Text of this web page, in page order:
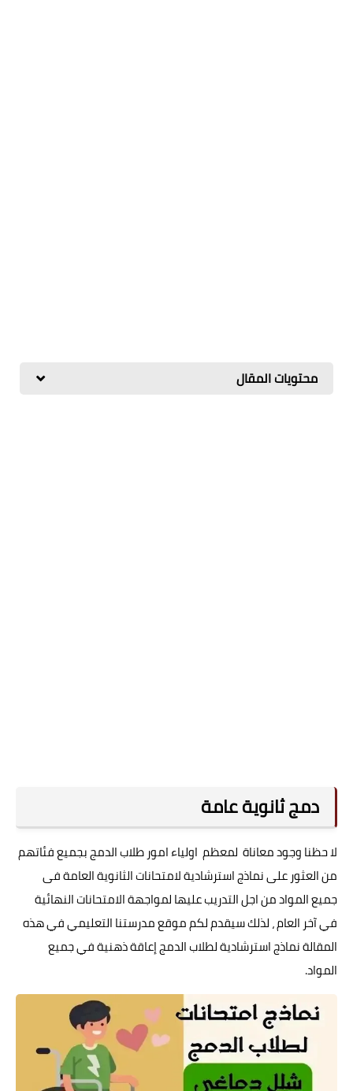
محتويات المقال
دمج ثانوية عامة
لا حظنا وجود معاناة لمعظم اولياء امور طلاب الدمج بجميع فئاتهم
من العثور على نماذج استرشادية لامتحانات الثانوية العامة فى
جميع المواد من اجل التدريب عليها لمواجهة الامتحانات النهائية
في آخر العام ، لذلك سيقدم لكم موقع مدرستنا التعليمي في هذه
المقالة نماذج استرشادية لطلاب الدمج إعاقة ذهنية في جميع
المواد.